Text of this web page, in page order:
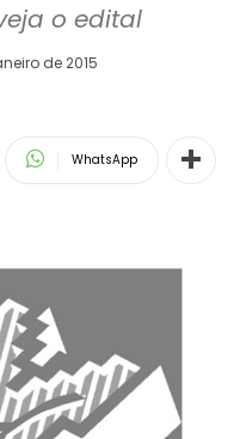
o edital
de 2015
WhatsApp